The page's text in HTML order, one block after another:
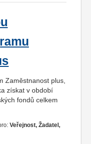
Zaměstnanost plus,
získat v období
fondů celkem
Veřejnost, Žadatel,